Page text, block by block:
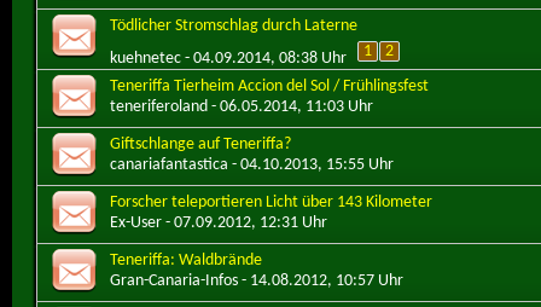
Tödlicher Stromschlag durch Laterne
kuehnetec - 04.09.2014, 08:38 Uhr 1
2
Teneriffa Tierheim Accion del Sol / Frühlingsfest
teneriferoland - 06.05.2014, 11:03 Uhr
Giftschlange auf Teneriffa?
canariafantastica - 04.10.2013, 15:55 Uhr
Forscher teleportieren Licht über 143 Kilometer
Ex-User - 07.09.2012, 12:31 Uhr
Teneriffa: Waldbrände
Gran-Canaria-Infos - 14.08.2012, 10:57 Uhr